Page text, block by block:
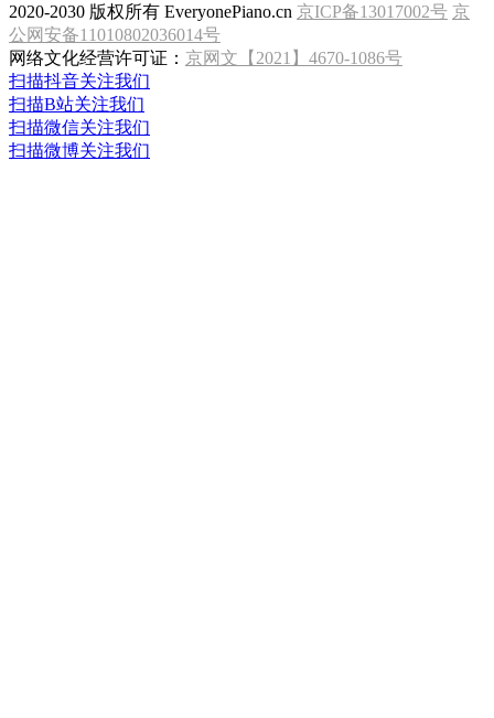
2020-2030 版权所有 EveryonePiano.cn 京ICP备13017002号 京
公网安备11010802036014号
网络文化经营许可证： 京网文【2021】4670-1086号
扫描抖音关注我们
扫描B站关注我们
扫描微信关注我们
扫描微博关注我们